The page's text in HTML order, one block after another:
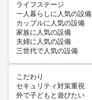
ライフステージ
一人暮らしに人気の設備
カップルに人気の設備
家族に人気の設備
夫婦に人気の設備
三世代で人気の設備
こだわり
セキュリティ対策重視
外で子どもと遊びたい